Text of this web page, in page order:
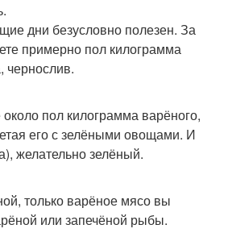
дни безусловно полезен. За
примерно пол килограмма
чернослив.
пол килограмма варёного,
его с зелёными овощами. И
желательно зелёный.
только варёное мясо вы
или запечёной рыбы.